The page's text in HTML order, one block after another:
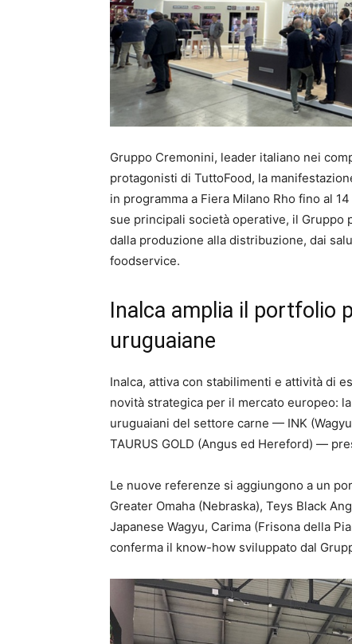
Gruppo Cremonini, leader italiano nei
protagonisti di TuttoFood, la
in programma a Fiera Milano Rho fino al
sue principali società operative, il Gruppo
dalla produzione alla distribuzione, dai
foodservice.
Inalca amplia il portfolio
uruguaiane
Inalca, attiva con stabilimenti e attività di
novità strategica per il mercato europeo:
uruguaiani del settore carne — INK
TAURUS GOLD (Angus ed Hereford) —
Le nuove referenze si aggiungono a un
Greater Omaha (Nebraska), Teys Black
Japanese Wagyu, Carima (Frisona della
conferma il know-how sviluppato dal